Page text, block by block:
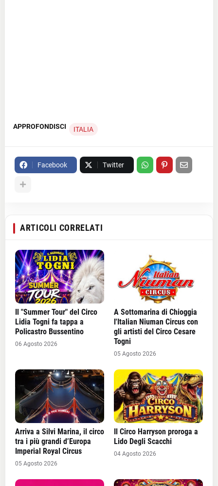
APPROFONDISCI ITALIA
Facebook Twitter
ARTICOLI CORRELATI
Il "Summer Tour" del Circo
Lidia Togni fa tappa a
Policastro Bussentino
06 Agosto 2026
A Sottomarina di Chioggia
l'Italian Niuman Circus con
gli artisti del Circo Cesare
Togni
05 Agosto 2026
Arriva a Silvi Marina, il circo
tra i più grandi d’Europa
Imperial Royal Circus
05 Agosto 2026
Il Circo Harryson proroga a
Lido Degli Scacchi
04 Agosto 2026